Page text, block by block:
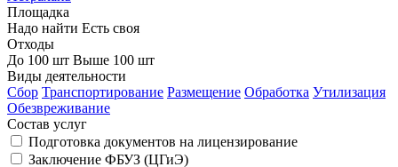
Площадка
Надо найти Есть своя
Отходы
До 100 шт Выше 100 шт
Виды деятельности
Сбор Транспортирование Размещение Обработка Утилизация
Обезвреживание
Состав услуг
Подготовка документов на лицензирование
Заключение ФБУЗ (ЦГиЭ)